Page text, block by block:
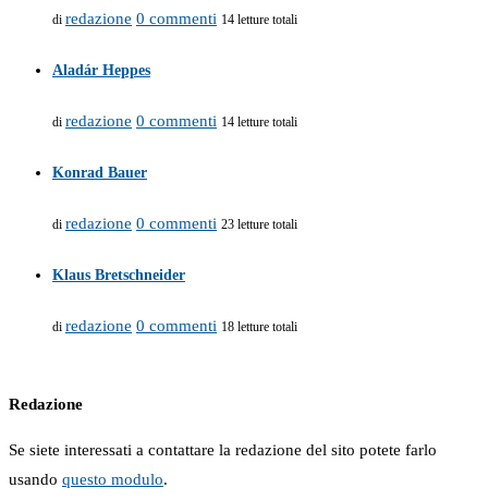
di redazione 0 commenti 14 letture totali
Aladár Heppes
di redazione 0 commenti 14 letture totali
Konrad Bauer
di redazione 0 commenti 23 letture totali
Klaus Bretschneider
di redazione 0 commenti 18 letture totali
Redazione
Se siete interessati a contattare la redazione del sito potete farlo
usando questo modulo.